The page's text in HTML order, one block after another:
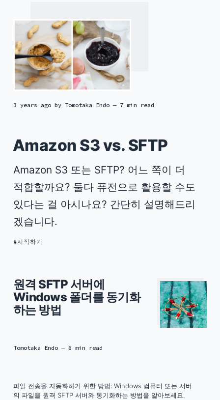
3 years agoby Tomotaka Endo — 7 min read
Amazon S3 vs. SFTP
Amazon S3 또는 SFTP? 어느 쪽이 더
적합할까요? 둘다 퓨전으로 활용할 수도
있다는 걸 아시나요? 간단히 설명해드리
겠습니다.
시작하기
원격 SFTP 서버에
Windows 폴더를 동기화
하는 방법
Tomotaka Endo — 6 min read
파일 전송을 자동화하기 위한 방법: Windows 컴퓨터 또는 서버
의 파일을 원격 SFTP 서버와 동기화하는 방법을 알아보세요.